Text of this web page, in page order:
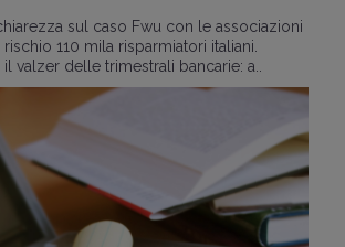
sul caso Fwu con le associazioni
110 mila risparmiatori italiani.
valzer delle trimestrali bancarie: a..